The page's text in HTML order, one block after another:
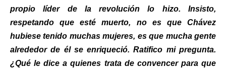
propio líder de la revolución lo hizo. Insisto,
respetando que esté muerto, no es que Chávez
hubiese tenido muchas mujeres, es que mucha gente
alrededor de él se enriqueció. Ratifico mi pregunta.
¿Qué le dice a quienes trata de convencer para que